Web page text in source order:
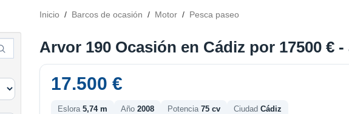
Inicio / Barcos de ocasión / Motor / Pesca paseo
Arvor 190 Ocasión en Cádiz por 17500 € -
17.500 €
Eslora 5,74 m Año 2008 Potencia 75 cv Ciudad Cádiz